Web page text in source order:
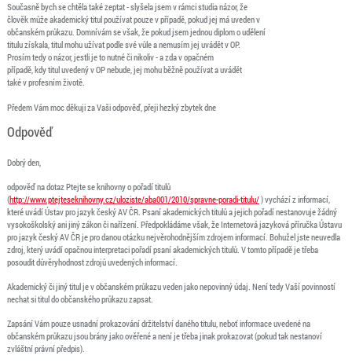
Současně bych se chtěla také zeptat - slyšela jsem v rámci studia názor, že
člověk může akademický titul používat pouze v případě, pokud jej má uveden v
občanském průkazu. Domnívám se však, že pokud jsem jednou diplom o udělení
titulu získala, titul mohu užívat podle své vůle a nemusím jej uvádět v OP.
Prosím tedy o názor, jestli je to nutné či nikoliv - a zda v opačném
případě, kdy titul uvedený v OP nebude, jej mohu běžně používat a uvádět
také v profesním životě.
Předem Vám moc děkuji za Vaši odpověď, přeji hezký zbytek dne
Odpověď
Dobrý den,
odpověď na dotaz Ptejte se knihovny o pořadí titulů
(http://www.ptejteseknihovny.cz/uloziste/aba001/2010/spravne-poradi-titulu/) vychází z informací,
které uvádí Ústav pro jazyk český AV ČR. Psaní akademických titulů a jejich pořadí nestanovuje žádný
vysokoškolský ani jiný zákon či nařízení. Předpokládáme však, že Internetová jazyková příručka Ústavu
pro jazyk český AV ČR je pro danou otázku nejvěrohodnějším zdrojem informací. Bohužel jste neuvedla
zdroj, který uvádí opačnou interpretaci pořadí psaní akademických titulů. V tomto případě je třeba
posoudit důvěryhodnost zdrojů uvedených informací.
Akademický či jiný titul je v občanském průkazu veden jako nepovinný údaj. Není tedy Vaší povinností
nechat si titul do občanského průkazu zapsat.
Zapsání Vám pouze usnadní prokazování držitelství daného titulu, neboť informace uvedené na
občanském průkazu jsou brány jako ověřené a není je třeba jinak prokazovat (pokud tak nestanoví
zvláštní právní předpis).